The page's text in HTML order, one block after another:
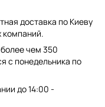
доставка по Киеву
компаний.
чем 350
с понедельника по
до 14:00 -